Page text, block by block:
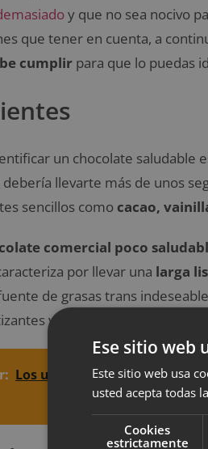
y que no sea nocivo
que tener en cuenta, a
cumplir para que lo puedas
un chocolate saludable
llevarte más de unos
sencillos como cacao,
comercial poco
por llevar una larga
de grasas trans
y saborizantes de origen
Los ultraprocesados
Ese sitio web
Este sitio web usa
usted acepta todas
Cookies
estrictamente